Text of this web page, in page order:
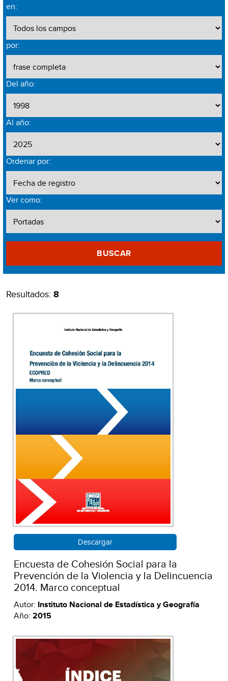
en:
por:
Del año:
Al año:
Ordenar por:
Ver como:
BUSCAR
Resultados: 8
Descargar
Encuesta de Cohesión Social para la
Prevención de la Violencia y la Delincuencia
2014. Marco conceptual
Autor: Instituto Nacional de Estadística y Geografía
Año: 2015